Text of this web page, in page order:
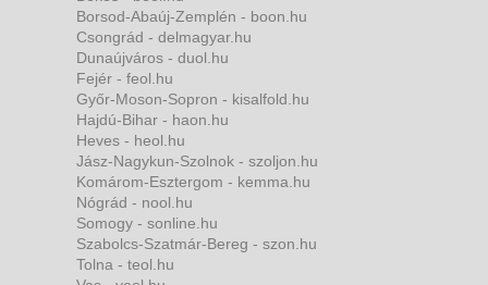
Borsod-Abaúj-Zemplén - boon.hu
Csongrád - delmagyar.hu
Dunaújváros - duol.hu
Fejér - feol.hu
Győr-Moson-Sopron - kisalfold.hu
Hajdú-Bihar - haon.hu
Heves - heol.hu
Jász-Nagykun-Szolnok - szoljon.hu
Komárom-Esztergom - kemma.hu
Nógrád - nool.hu
Somogy - sonline.hu
Szabolcs-Szatmár-Bereg - szon.hu
Tolna - teol.hu